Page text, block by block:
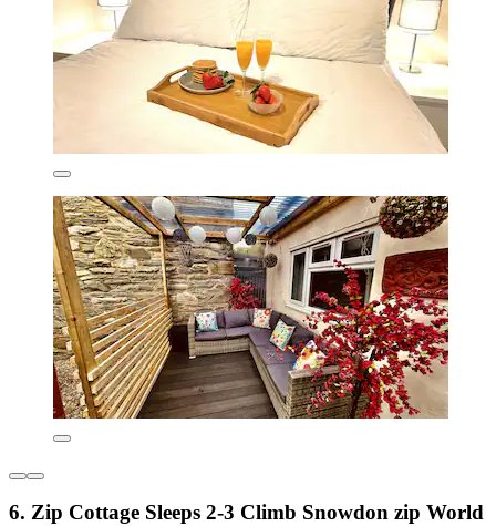
6. Zip Cottage Sleeps 2-3 Climb Snowdon zip World